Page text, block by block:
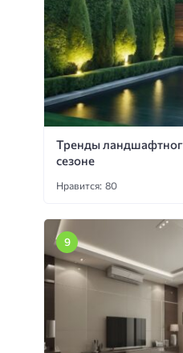
Тренды
сезоне
Нравится: 80